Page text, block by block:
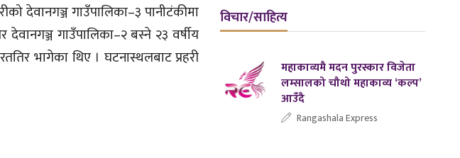
देवानगञ्ज गाउँपालिका–३ पानीटंकीमा
गाउँपालिका–२ बस्ने २३ वर्षीय
भागेका थिए । घटनास्थलबाट प्रहरी
विचार/साहित्य
महाकाव्यमै मदन पुरस्कार विजेता
लम्सालको चौथो महाकाव्य ‘कल्प’
आउँदै
Rangashala Express